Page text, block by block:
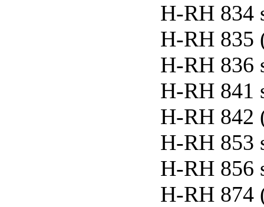
H-RH 834
H-RH 835
H-RH 836
H-RH 841
H-RH 842
H-RH 853
H-RH 856
H-RH 874